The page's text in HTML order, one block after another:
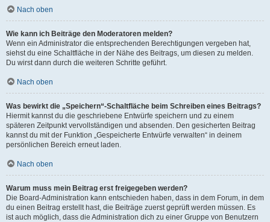
Nach oben
Wie kann ich Beiträge den Moderatoren melden?
Wenn ein Administrator die entsprechenden Berechtigungen vergeben hat,
siehst du eine Schaltfläche in der Nähe des Beitrags, um diesen zu melden.
Du wirst dann durch die weiteren Schritte geführt.
Nach oben
Was bewirkt die „Speichern“-Schaltfläche beim Schreiben eines Beitrags?
Hiermit kannst du die geschriebene Entwürfe speichern und zu einem
späteren Zeitpunkt vervollständigen und absenden. Den gesicherten Beitrag
kannst du mit der Funktion „Gespeicherte Entwürfe verwalten“ in deinem
persönlichen Bereich erneut laden.
Nach oben
Warum muss mein Beitrag erst freigegeben werden?
Die Board-Administration kann entschieden haben, dass in dem Forum, in dem
du einen Beitrag erstellt hast, die Beiträge zuerst geprüft werden müssen. Es
ist auch möglich, dass die Administration dich zu einer Gruppe von Benutzern